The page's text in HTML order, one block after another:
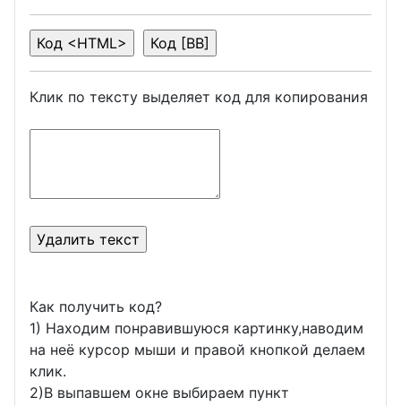
Клик по тексту выделяет код для копирования
Как получить код?
1) Находим понравившуюся картинку,наводим
на неё курсор мыши и правой кнопкой делаем
клик.
2)В выпавшем окне выбираем пункт